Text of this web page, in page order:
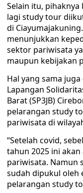
Selain itu,
lagi study tour
di
menunjukkan
sektor pariwisata
maupun kebijakan
Hal yang sama
Lapangan
Barat (SP3JB)
pelarangan study
pariwisata di
“Setelah covid,
tahun 2025 ini
pariwisata. Namun
sudah dipukul oleh
pelarangan study